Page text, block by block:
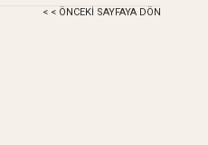
< < ÖNCEKI SAYFAYA DÖN